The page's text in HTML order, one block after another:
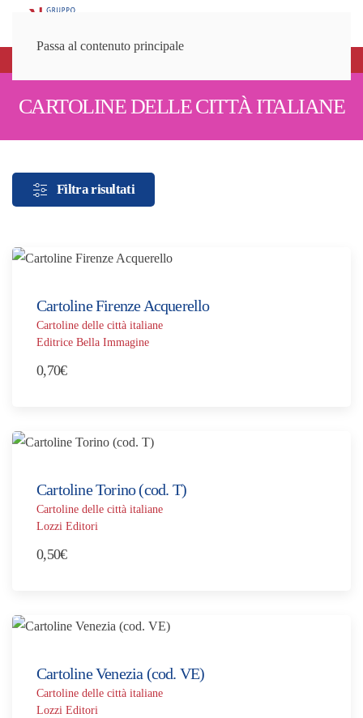
Passa al contenuto principale
CARTOLINE DELLE CITTÀ ITALIANE
Filtra risultati
Cartoline Firenze Acquerello
Cartoline delle città italiane
Editrice Bella Immagine
0,70€
Cartoline Torino (cod. T)
Cartoline delle città italiane
Lozzi Editori
0,50€
Cartoline Venezia (cod. VE)
Cartoline delle città italiane
Lozzi Editori